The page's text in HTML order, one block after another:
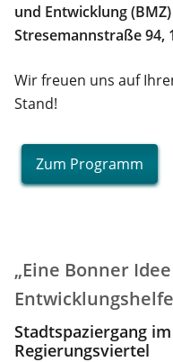
und Entwicklung (BMZ)
Stresemannstraße 94,
Wir freuen uns auf
Stand!
Zum Programm
„Eine Bonner
Stadtspaziergang
Regierungsviertel